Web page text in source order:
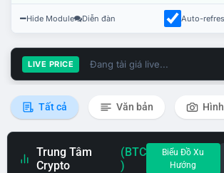
Hide Module Diễn đàn Auto-
LIVE PRICE Đang tải giá live...
Tất cả Văn bản
Trung Tâm
Crypto
(BTC
)
Biểu Đồ Xu
Hướng